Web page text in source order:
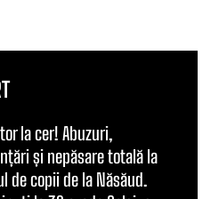
la cer! Abuzuri,
și nepăsare totală la
de copii de la Năsăud.